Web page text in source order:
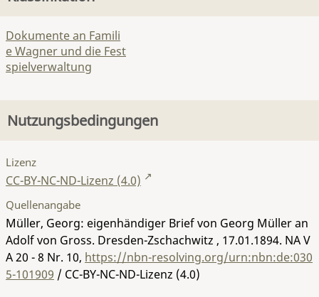
Dokumente an Famili
e Wagner und die Fest
spielverwaltung
Nutzungsbedingungen
Lizenz
CC-BY-NC-ND-Lizenz (4.0)
Quellenangabe
Müller, Georg: eigenhändiger Brief von Georg Müller an
Adolf von Gross. Dresden-Zschachwitz , 17.01.1894. NA V
A 20 - 8 Nr. 10, https://nbn-resolving.org/urn:nbn:de:030
5-101909 / CC-BY-NC-ND-Lizenz (4.0)